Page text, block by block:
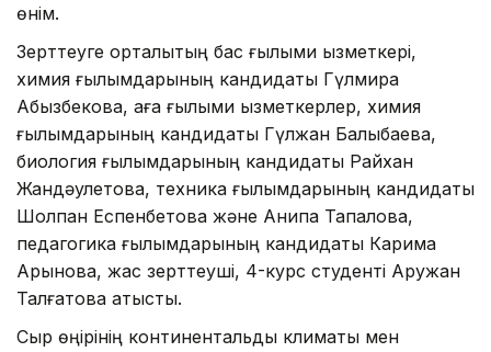
өнім.
Зерттеуге орталықтың бас ғылыми қызметкері,
химия ғылымдарының кандидаты Гүлмира
Абызбекова, аға ғылыми қызметкерлер, химия
ғылымдарының кандидаты Гүлжан Балықбаева,
биология ғылымдарының кандидаты Райхан
Жандәулетова, техника ғылымдарының кандидаты
Шолпан Еспенбетова және Анипа Тапалова,
педагогика ғылымдарының кандидаты Карима
Арынова, жас зерттеуші, 4-курс студенті Аружан
Талғатова қатысты.
Сыр өңірінің континентальды климаты мен